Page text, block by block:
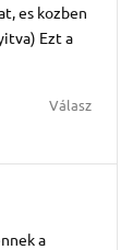
es kozben
Ezt a
Válasz
a